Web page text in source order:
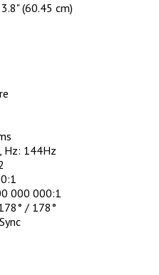
(60.45 cm)
Hz: 144Hz
000 000:1
/ 178°